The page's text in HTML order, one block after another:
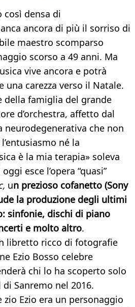
così densa di
ancora di più il sorriso di
maestro scomparso
scorso a 49 anni. Ma
vive ancora e potrà
una carezza verso il Natale.
della famiglia del grande
d’orchestra, affetto dal
neurodegenerativa che non
né la
è la mia terapia» soleva
esce l’opera “quasi”
un prezioso cofanetto (Sony
la produzione degli ultimi
sinfonie, dischi di piano
e molto altro.
libretto ricco di fotografie
Ezio Bosso celebre
chi lo ha scoperto solo
Sanremo nel 2016.
Ezio era un personaggio